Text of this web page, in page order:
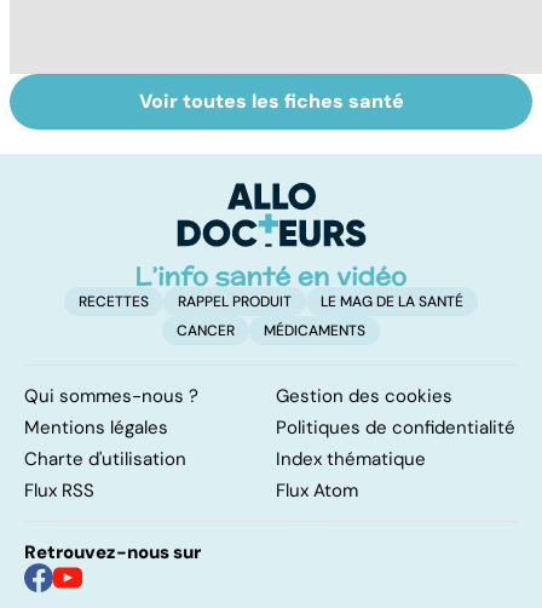
Grand froid : nos
conseils
Perturbateurs
endocriniens :
notre santé
Voir toutes les fiches santé
RECETTES RAPPEL PRODUIT
LE MAG DE LA SANTÉ
CANCER
MÉDICAMENTS
Qui sommes-nous ?
Gestion des cookies
Mentions légales
Politiques de confidentialité
Charte d'utilisation
Index thématique
Flux RSS
Flux Atom
Retrouvez-nous sur